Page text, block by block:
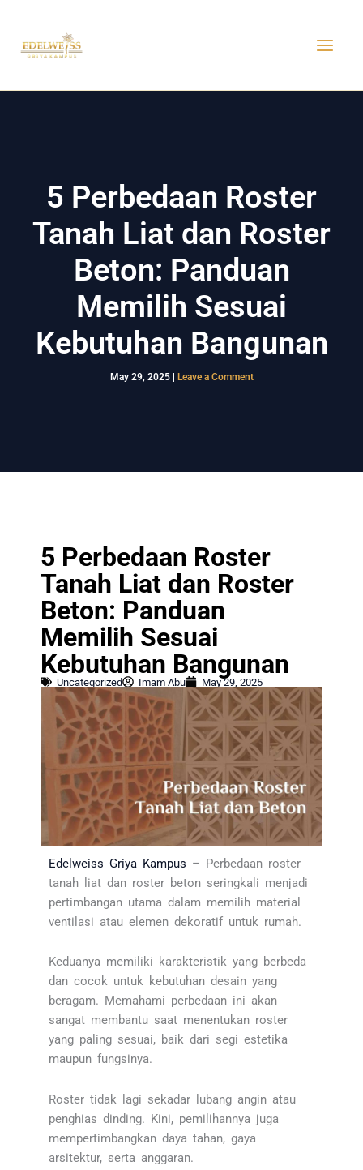
content
5 Perbedaan Roster
Tanah Liat dan Roster
Beton: Panduan
Memilih Sesuai
Kebutuhan Bangunan
May 29, 2025 Leave a Comment
5 Perbedaan Roster
Tanah Liat dan Roster
Beton: Panduan
Memilih Sesuai
Kebutuhan Bangunan
Uncategorized Imam Abu May 29, 2025
Edelweiss Griya Kampus – Perbedaan roster
tanah liat dan roster beton seringkali menjadi
pertimbangan utama dalam memilih material
ventilasi atau elemen dekoratif untuk rumah.
Keduanya memiliki karakteristik yang berbeda
dan cocok untuk kebutuhan desain yang
beragam. Memahami perbedaan ini akan
sangat membantu saat menentukan roster
yang paling sesuai, baik dari segi estetika
maupun fungsinya.
Roster tidak lagi sekadar lubang angin atau
penghias dinding. Kini, pemilihannya juga
mempertimbangkan daya tahan, gaya
arsitektur, serta anggaran.